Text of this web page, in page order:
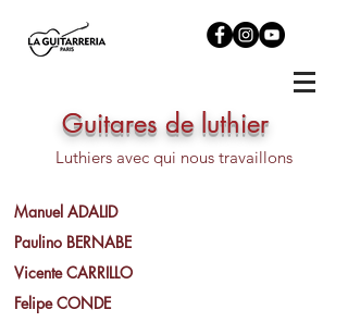
Guitares de luthier
Luthiers avec qui nous travaillons
Manuel ADALID
Paulino BERNABE
Vicente CARRILLO
Felipe CONDE